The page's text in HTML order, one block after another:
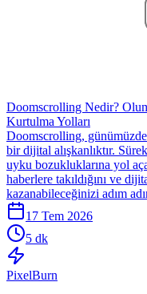
Doomscrolling Nedir?
Kurtulma Yolları
Doomscrolling, günümüzde
bir dijital alışkanlıktır.
uyku bozukluklarına yol
haberlere takıldığını ve
kazanabileceğinizi adım
17 Tem 2026
5 dk
PixelBurn